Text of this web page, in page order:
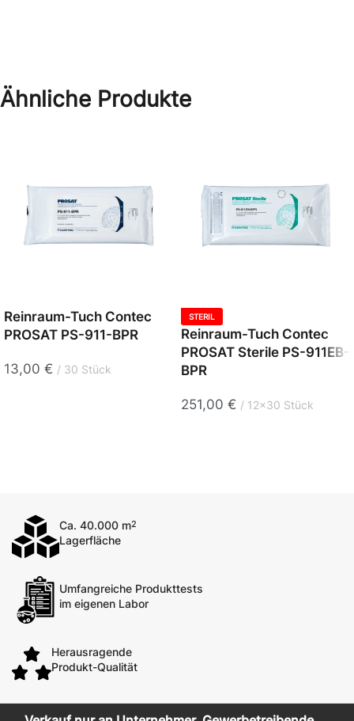
Ähnliche Produkte
Reinraum-Tuch Contec
PROSAT PS-911-BPR
13,00 € 30 Stück
STERIL
Reinraum-Tuch Contec
PROSAT Sterile PS-911EB-
BPR
251,00 € 12x30 Stück
Ca. 40.000 m2
Lagerfläche
Umfangreiche Produkttests
im eigenen Labor
Herausragende
Produkt-Qualität